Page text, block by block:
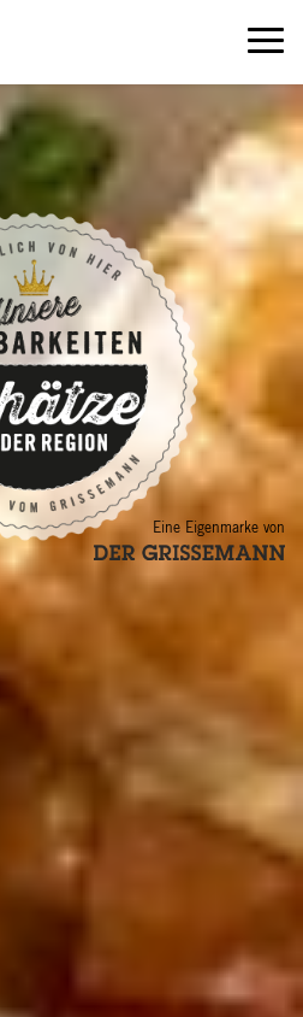
Eine Eigenmarke von
Bratapfel im
mit regionalem Eis von der
nach einem einfachen, aber